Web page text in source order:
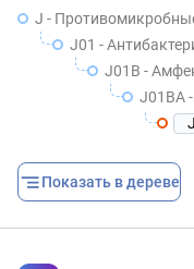
J -
J01 -
J01B -
J01BA
Показать в дереве